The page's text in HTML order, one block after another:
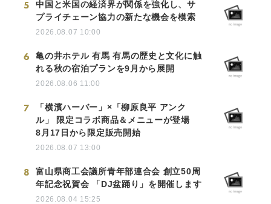
5
中国と米国の経済界が関係を強化し、サ
プライチェーン協力の新たな機会を模索
2026.08.07 10:00
6
亀の井ホテル 有馬 有馬の歴史と文化に触
れる秋の宿泊プランを9月から展開
2026.08.06 11:00
7
「横濱ハーバー」×「柳原良平 アンク
ル」 限定コラボ商品＆メニューが登場
8月17日から限定販売開始
2026.08.07 13:00
8
富山県商工会議所青年部連合会 創立50周
年記念祝賀会 「DJ盆踊り」を開催します
2026.08.04 15:25